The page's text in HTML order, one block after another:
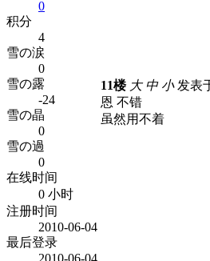
0
积分
4
雪の涙
0
雪の露
-24
雪の晶
0
雪の過
0
在线时间
0 小时
注册时间
2010-06-04
最后登录
2010-06-04
11楼 大 中 小发表
恩 不错
虽然用不着